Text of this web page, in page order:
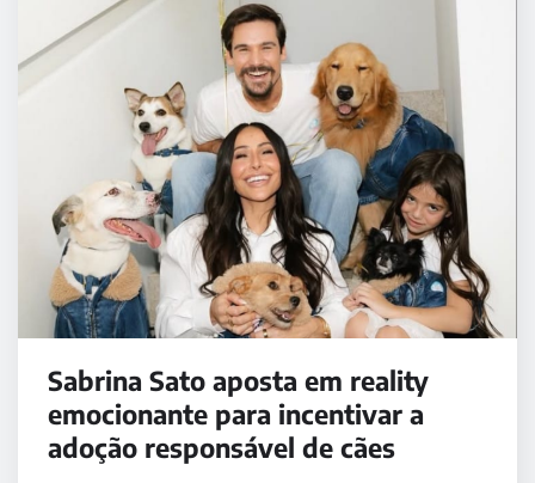
Sabrina Sato aposta em reality
emocionante para incentivar a
adoção responsável de cães